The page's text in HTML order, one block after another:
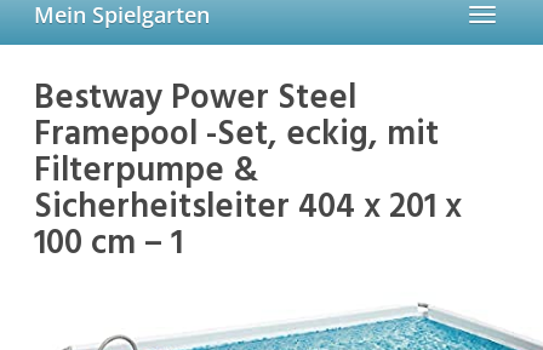
Toggle
Mein Spielgarten
Bestway Power Steel
Framepool -Set, eckig, mit
Filterpumpe &
Sicherheitsleiter 404 x 201 x
100 cm – 1